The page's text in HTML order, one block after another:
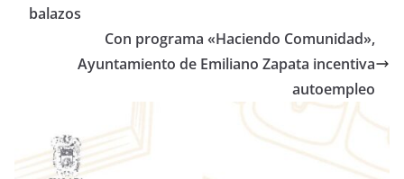
balazos
Con programa «Haciendo Comunidad»,
Ayuntamiento de Emiliano Zapata incentiva
autoempleo